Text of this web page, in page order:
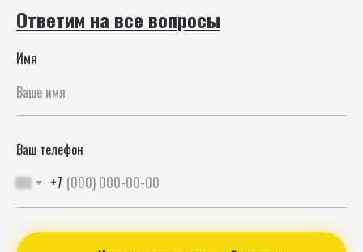
Ответим на все вопросы
Имя
Ваш телефон
+7